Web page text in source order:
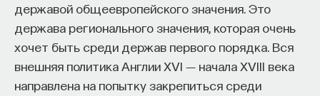
державой общеевропейского значения. Это
держава регионального значения, которая очень
хочет быть среди держав первого порядка. Вся
внешняя политика Англии XVI ― начала XVIII века
направлена на попытку закрепиться среди
при управлении психическими и физическими
процессами? Как появляются зависимость,
утомление, состояние эйфории или азарта?
Каково воздействие на работу мозга гормонов,
иммунной системы?